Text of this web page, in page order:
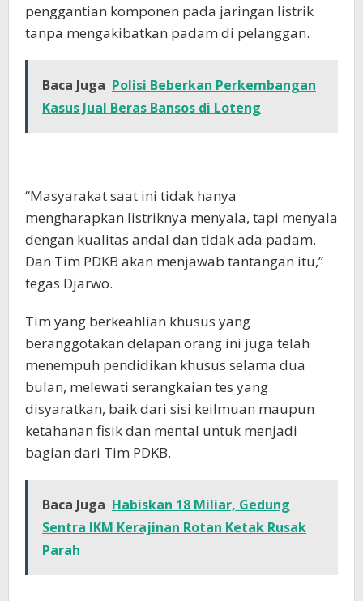
penggantian komponen pada jaringan listrik
tanpa mengakibatkan padam di pelanggan.
Baca Juga Polisi Beberkan Perkembangan
Kasus Jual Beras Bansos di Loteng
“Masyarakat saat ini tidak hanya
mengharapkan listriknya menyala, tapi menyala
dengan kualitas andal dan tidak ada padam.
Dan Tim PDKB akan menjawab tantangan itu,”
tegas Djarwo.
Tim yang berkeahlian khusus yang
beranggotakan delapan orang ini juga telah
menempuh pendidikan khusus selama dua
bulan, melewati serangkaian tes yang
disyaratkan, baik dari sisi keilmuan maupun
ketahanan fisik dan mental untuk menjadi
bagian dari Tim PDKB.
Baca Juga Habiskan 18 Miliar, Gedung
Sentra IKM Kerajinan Rotan Ketak Rusak
Parah